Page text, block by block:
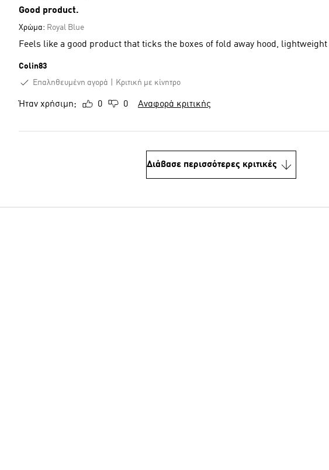
Good product.
Χρώμα: Royal Blue
Feels like a good product that ticks
Colin83
Επαληθευμένη αγορά
Κριτική με κίνητρο
Ήταν χρήσιμη; 0 0 Αναφορά κριτικής
Διάβασε περισσότερες κριτικές